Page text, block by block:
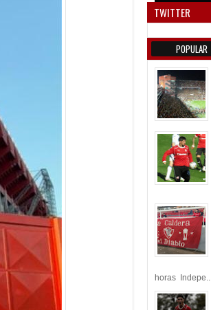
TWITTER
POPULAR
horas Indepe...